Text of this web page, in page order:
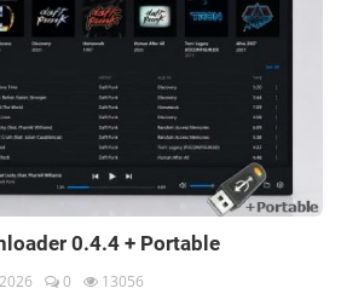
0.4.4 + Portable
0 13056